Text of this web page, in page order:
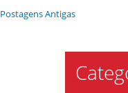
Postagens Antigas